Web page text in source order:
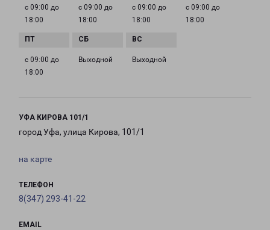
с 09:00 до
18:00
с 09:00 до
18:00
с 09:00 до
18:00
с 09:00 до
18:00
с 09:00 до
18:00
Выходной Выходной
УФА КИРОВА 101/1
город Уфа, улица Кирова, 101/1
на карте
ТЕЛЕФОН
8(347) 293-41-22
EMAIL